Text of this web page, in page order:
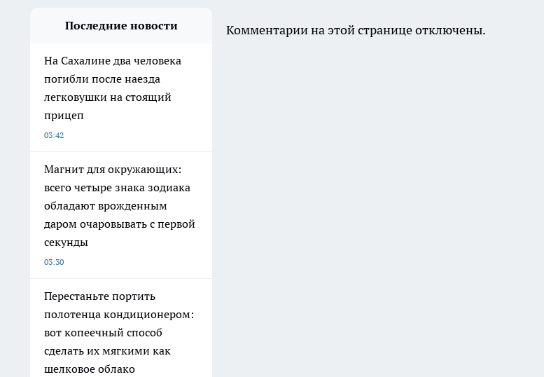
Последние новости
На Сахалине два человека
погибли после наезда
легковушки на стоящий
прицеп
03:42
Магнит для окружающих:
всего четыре знака зодиака
обладают врожденным
даром очаровывать с первой
секунды
03:30
Перестаньте портить
полотенца кондиционером:
вот копеечный способ
сделать их мягкими как
шелковое облако
Комментарии на этой странице отключены.